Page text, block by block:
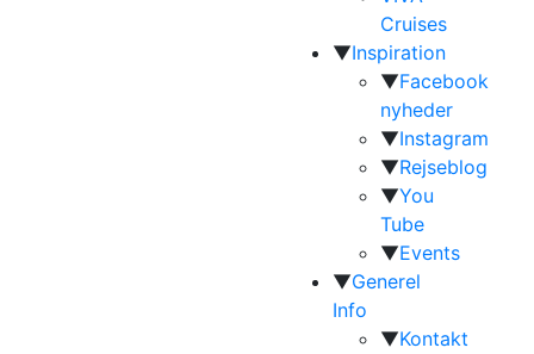
Cruises
▼Inspiration
▼Facebook
nyheder
▼Instagram
▼Rejseblog
▼You
Tube
▼Events
▼Generel
Info
▼Kontakt